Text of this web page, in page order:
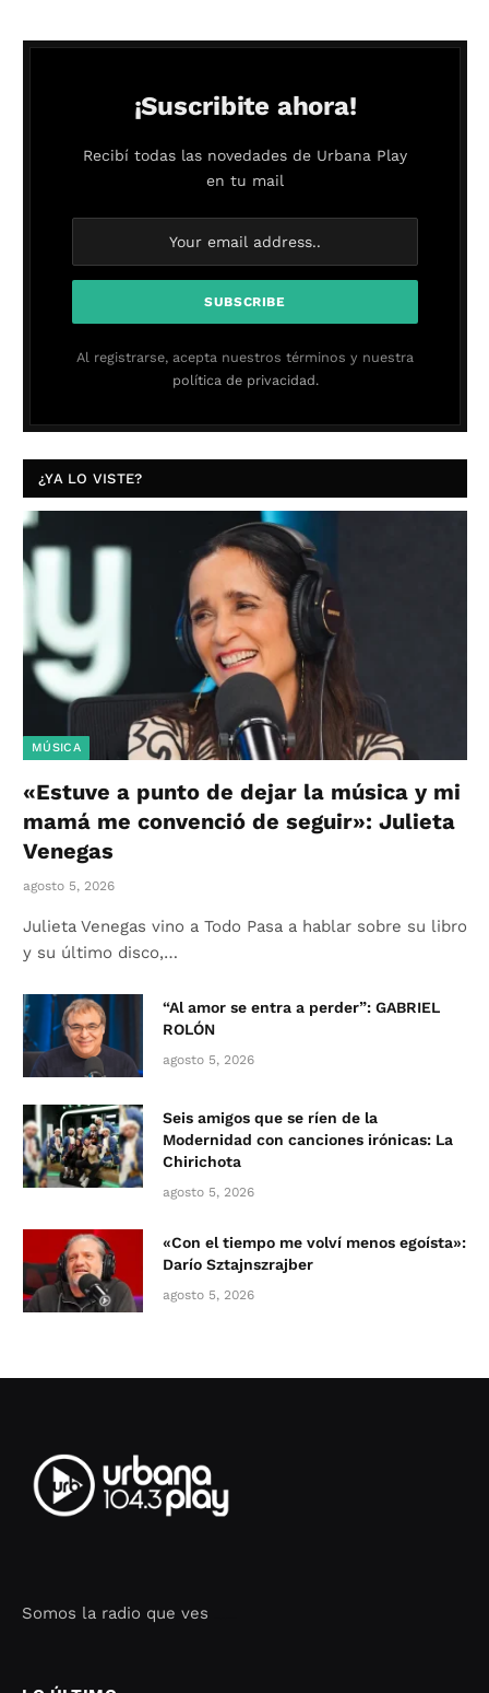
¡Suscribite ahora!
Recibí todas las novedades de Urbana Play
en tu mail
Al registrarse, acepta nuestros términos y nuestra
política de privacidad.
¿YA LO VISTE?
MÚSICA
«Estuve a punto de dejar la música y mi
mamá me convenció de seguir»: Julieta
Venegas
agosto 5, 2026
Julieta Venegas vino a Todo Pasa a hablar sobre su libro
y su último disco,…
“Al amor se entra a perder”: GABRIEL
ROLÓN
agosto 5, 2026
Seis amigos que se ríen de la
Modernidad con canciones irónicas: La
Chirichota
agosto 5, 2026
«Con el tiempo me volví menos egoísta»:
Darío Sztajnszrajber
agosto 5, 2026
Somos la radio que ves